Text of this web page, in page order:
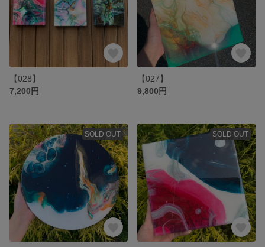
【028】
7,200円
【027】
9,800円
SOLD OUT SOLD OUT